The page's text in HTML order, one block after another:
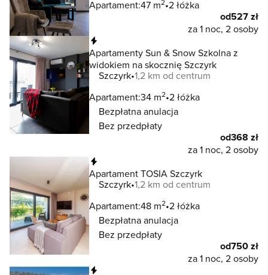
Apartament:47 m2 2 łóżka
od527 zł
za 1 noc, 2 osoby
Apartamenty Sun & Snow Szkolna z
widokiem na skocznię Szczyrk
Szczyrk 1,2 km od centrum
Apartament:34 m2 2 łóżka
Bezpłatna anulacja
Bez przedpłaty
od368 zł
za 1 noc, 2 osoby
Apartament TOSIA Szczyrk
Szczyrk 1,2 km od centrum
Apartament:48 m2 2 łóżka
Bezpłatna anulacja
Bez przedpłaty
od750 zł
za 1 noc, 2 osoby